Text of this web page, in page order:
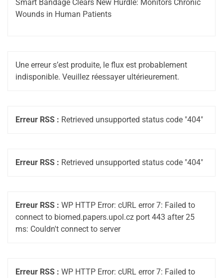
Smart Bandage Clears New Hurdle: Monitors Chronic
Wounds in Human Patients
Une erreur s’est produite, le flux est probablement
indisponible. Veuillez réessayer ultérieurement.
Erreur RSS : Retrieved unsupported status code "404"
Erreur RSS : Retrieved unsupported status code "404"
Erreur RSS : WP HTTP Error: cURL error 7: Failed to
connect to biomed.papers.upol.cz port 443 after 25
ms: Couldn't connect to server
Erreur RSS : WP HTTP Error: cURL error 7: Failed to